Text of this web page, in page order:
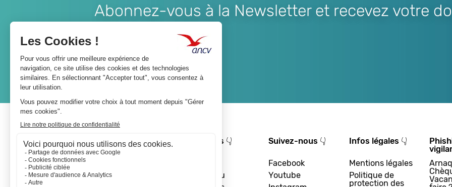
Abonnez-vous à la Newsletter et recevez votre
A propos 👇
Le réseau
Suivez-nous 👇
Facebook
Youtube
Infos légales 👇
Mentions légales
Politique de
protection des